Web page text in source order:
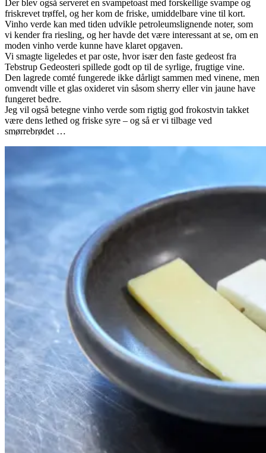
Der blev også serveret en svampetoast med forskellige svampe og
friskrevet trøffel, og her kom de friske, umiddelbare vine til kort.
Vinho verde kan med tiden udvikle petroleumslignende noter, som
vi kender fra riesling, og her havde det være interessant at se, om en
moden vinho verde kunne have klaret opgaven.
Vi smagte ligeledes et par oste, hvor især den faste gedeost fra
Tebstrup Gedeosteri spillede godt op til de syrlige, frugtige vine.
Den lagrede comté fungerede ikke dårligt sammen med vinene, men
omvendt ville et glas oxideret vin såsom sherry eller vin jaune have
fungeret bedre.
Jeg vil også betegne vinho verde som rigtig god frokostvin takket
være dens lethed og friske syre – og så er vi tilbage ved
smørrebrødet …